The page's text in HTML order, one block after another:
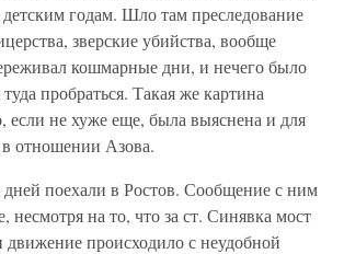
годам. Шло там преследование
зверские убийства, вообще
кошмарные дни, и нечего было
пробраться. Такая же картина
если не хуже еще, была выяснена и для
отношении Азова.
дней поехали в Ростов. Сообщение с ним
несмотря на то, что за ст. Синявка мост
происходило с неудобной